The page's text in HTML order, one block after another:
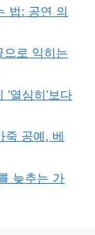
법: 공연 의
로 익히는
열심히’보다
죽 공예, 베
늦추는 가